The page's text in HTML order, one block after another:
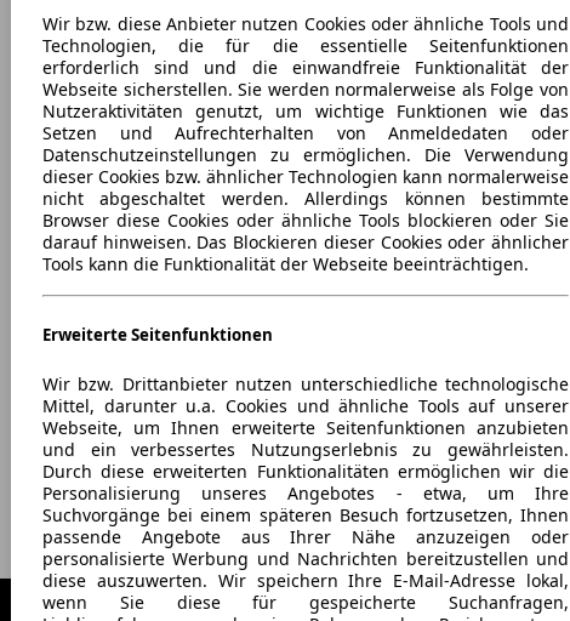
Wir bzw. diese Anbieter nutzen Cookies oder ähnliche Tools und
Technologien, die für die essentielle Seitenfunktionen
erforderlich sind und die einwandfreie Funktionalität der
Webseite sicherstellen. Sie werden normalerweise als Folge von
Nutzeraktivitäten genutzt, um wichtige Funktionen wie das
Setzen und Aufrechterhalten von Anmeldedaten oder
Datenschutzeinstellungen zu ermöglichen. Die Verwendung
dieser Cookies bzw. ähnlicher Technologien kann normalerweise
nicht abgeschaltet werden. Allerdings können bestimmte
Browser diese Cookies oder ähnliche Tools blockieren oder Sie
darauf hinweisen. Das Blockieren dieser Cookies oder ähnlicher
Tools kann die Funktionalität der Webseite beeinträchtigen.
Erweiterte Seitenfunktionen
Wir bzw. Drittanbieter nutzen unterschiedliche technologische
Mittel, darunter u.a. Cookies und ähnliche Tools auf unserer
Webseite, um Ihnen erweiterte Seitenfunktionen anzubieten
und ein verbessertes Nutzungserlebnis zu gewährleisten.
Durch diese erweiterten Funktionalitäten ermöglichen wir die
Personalisierung unseres Angebotes - etwa, um Ihre
Suchvorgänge bei einem späteren Besuch fortzusetzen, Ihnen
passende Angebote aus Ihrer Nähe anzuzeigen oder
personalisierte Werbung und Nachrichten bereitzustellen und
diese auszuwerten. Wir speichern Ihre E-Mail-Adresse lokal,
wenn Sie diese für gespeicherte Suchanfragen,